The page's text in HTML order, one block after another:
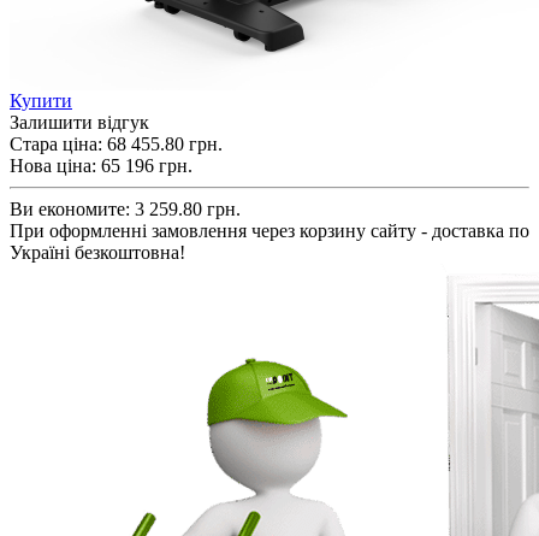
Купити
Залишити відгук
Стара ціна: 68 455.80 грн.
Нова ціна: 65 196 грн.
Ви економите: 3 259.80 грн.
При оформленні замовлення через корзину сайту - доставка по
Україні безкоштовна!